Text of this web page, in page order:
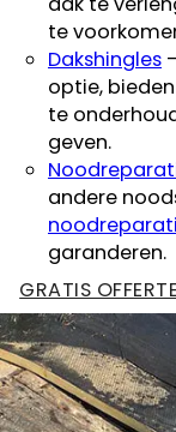
te
Dakshingles
optie,
te
geven.
andere
garanderen.
GRATIS OFFERTE